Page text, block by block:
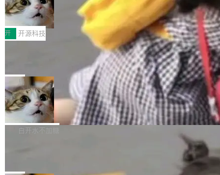
late。」 容器为什么不合适 容器的问题在于启动
和销毁都太重了。一个 Agent 要执行的任务可能
只需要几毫秒的 CPU 时间，但容器从冷启动到
就绪要花数秒。如果未来有十...
人、套取机密信息的对手。 OpenAI 没发律师
函，也没选择庭外沉默。它在官网贴了一篇博
文，标题只有六个字：Apple is getting this wro
ng。 然后，它把邮件往来和 iMessage 聊天记
录全贴了出来。 他发错人了 苹果外部律师 Gabr
iel Gross 来自 Weil 律所，2 月 23 日下午 5:53
给 OpenAI 总法律顾问 Che Chang 发了封邮
件，附了一封长信，要求 OpenAI 配合调查前苹
果员工带走机密信...
HUAWEI MatePad Edge上架WorkBu
ddy鸿蒙PC版，说话就能干活的AI办公
搭子
全能AI工作台WorkBuddy鸿蒙PC版上架HUAWE
I MatePad Edge应用市场，直接下载即可使
用，与鸿蒙电脑上的体验一致。值得一提的是，
这是目前市面上唯一支持平板接入WorkBuddy P
C版的产品，搭载“人机双写”重磅功能——你写
你的，AI写AI的，同屏协作互不干扰。一句话让
AI帮你干活，现在开启全新体验！ 温馨提示：
体验WorkBuddy鸿蒙PC版前，请将 HUAWEI M
atePad Edge 升级至 HarmonyOS 6.1.0.135S
P9 patch03及以上版本。 *升级路径：设置 > 搜
开 开源科技
FFmpeg 9.0 发布：代号“Lei”，以此纪
全球知名开源多媒体框架 FFmpeg 今天正式发
布了 9.0 版本。这个版本除了带来新一代音视频
处理能力和硬件加速支持之外，还有一个特殊之
处：FFmpeg 9.0 的代号是“Lei”。 这个名字，
来自中国开发者雷霄骅（Lei Xiaohua）。 对于
很多中国音视频开发者而言，这个名字并不陌
局
亚马逊成本失控：AI 写代码烧掉 1215
万元，超预算 860%
外媒近日曝光了亚马逊的多份内部报告显示，AI
导致公司在多个项目上超支。《金融时报》报道
白开水不加糖